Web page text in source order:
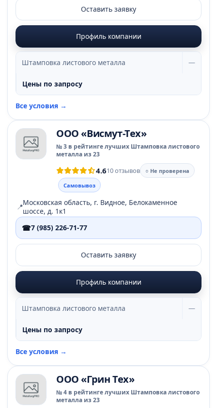
Оставить заявку
Профиль компании
Штамповка листового металла —
Цены по запросу
Все условия →
ООО «Висмут-Тех»
№ 3 в рейтинге лучших Штамповка листового
металла из 23
4.610 отзывов
○ Не проверена
Самовывоз
📍Московская область, г. Видное, Белокаменное
шоссе, д. 1к1
☎7 (985) 226-71-77
Оставить заявку
Профиль компании
Штамповка листового металла —
Цены по запросу
Все условия →
ООО «Грин Тех»
№ 4 в рейтинге лучших Штамповка листового
металла из 23